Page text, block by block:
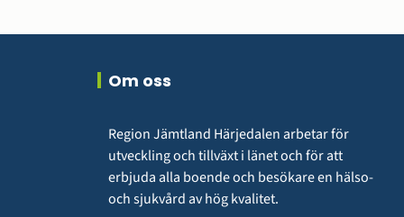
Om oss
Region Jämtland Härjedalen arbetar för
utveckling och tillväxt i länet och för att
erbjuda alla boende och besökare en hälso-
och sjukvård av hög kvalitet.